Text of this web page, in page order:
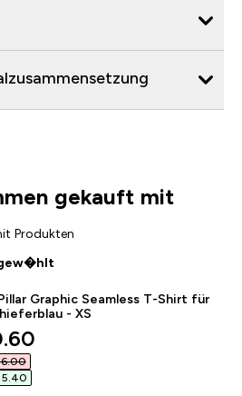
gekauft mit
Produkten
Graphic Seamless T-Shirt für
- XS
price
5.40‎